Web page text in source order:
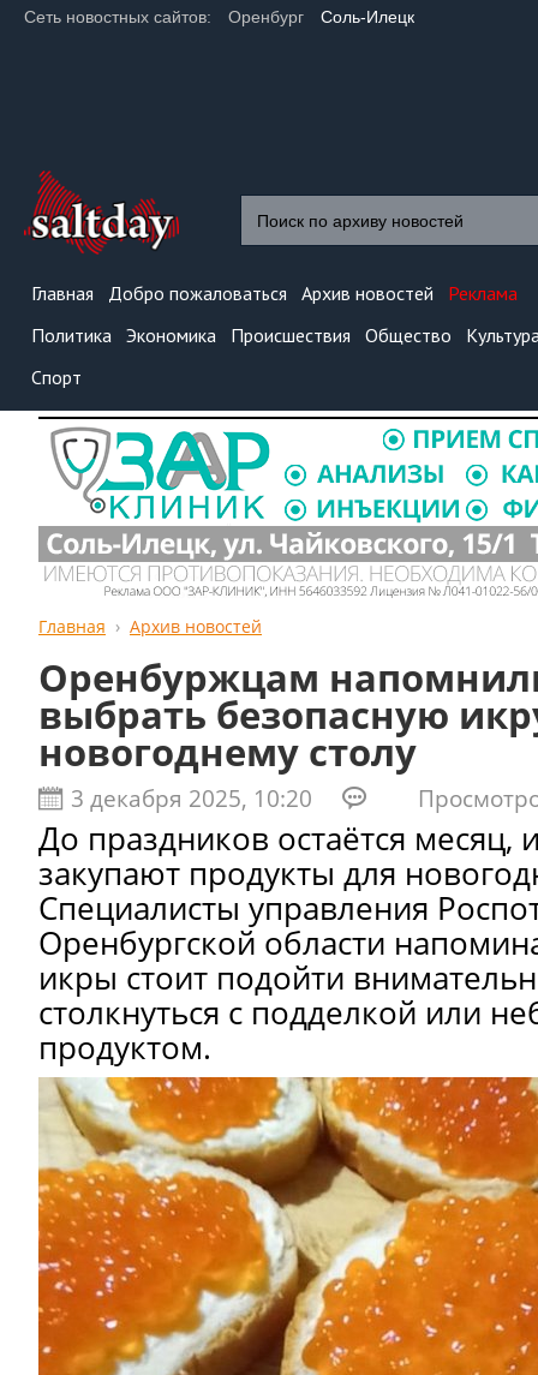
Сеть новостных сайтов: Оренбург Соль-Илецк
Главная Добро пожаловаться Архив новостей
Реклама
Политика Экономика Происшествия Общество
Спорт
Главная Архив новостей
Оренбуржцам
выбрать безопасную
новогоднему столу
3 декабря 2025, 10:20
До праздников остаётся месяц,
закупают продукты для
Специалисты управления
Оренбургской области
икры стоит подойти
столкнуться с подделкой или
продуктом.